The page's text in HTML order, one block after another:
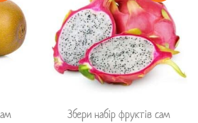
Збери набір фруктів сам